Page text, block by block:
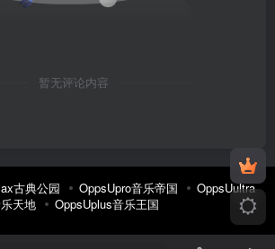
暂无评论内容
古典公园 OppsUpro音乐帝国
OppsUultra
天地
OppsUplus音乐王国